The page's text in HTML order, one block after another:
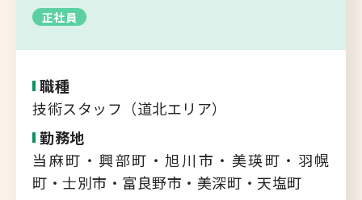
新規登録
よくあるご質問
オホーツクエリア
後志エリア
胆振・日高エリア
道北・旭川エリア
稚内・留萌エリア
道南エリア
フルリモート
正社員
職種
技術スタッフ（道北エリア）
勤務地
当麻町・興部町・旭川市・美瑛町・羽幌
町・士別市・富良野市・美深町・天塩町